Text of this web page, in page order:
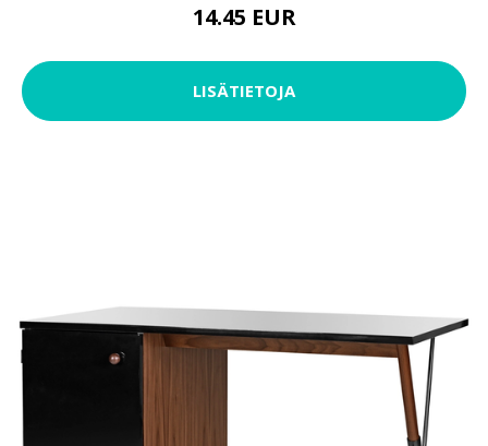
14.45 EUR
LISÄTIETOJA